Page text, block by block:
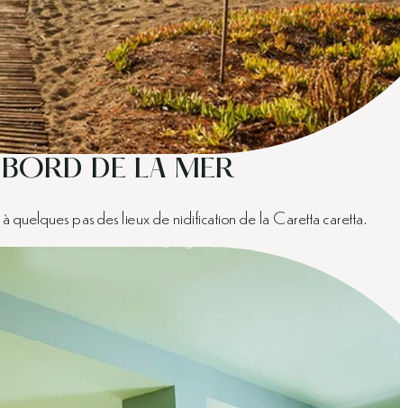
BORD DE LA MER
pas des lieux de nidification de la Caretta caretta.